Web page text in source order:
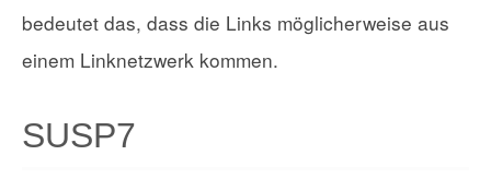
bedeutet das, dass die Links möglicherweise aus
einem Linknetzwerk kommen.
SUSP7